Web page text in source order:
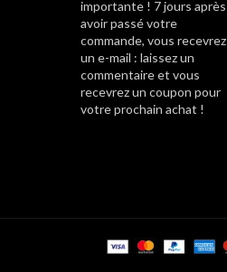
importante ! 7 jours après
avoir passé votre
commande, vous recevrez
un e-mail : laissez un
commentaire et vous
recevrez un coupon pour
votre prochain achat !